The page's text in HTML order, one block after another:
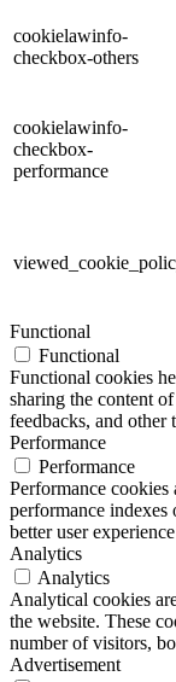
cookielawinfo-
checkbox-others
cookielawinfo-
checkbox-
performance
Functional
Functional
Functional cookies
sharing the content
feedbacks, and other
Performance
Performance
Performance cookies
performance
better user
Analytics
Analytics
Analytical cookies
the website. These
number of visitors,
Advertisement